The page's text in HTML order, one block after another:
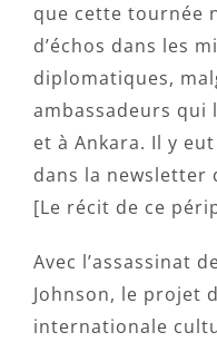
que cette tournée
d’échos dans les
diplomatiques,
ambassadeurs qui
et à Ankara. Il y
dans la newsletter
[Le récit de ce
Avec l’assassinat
Johnson, le projet
internationale